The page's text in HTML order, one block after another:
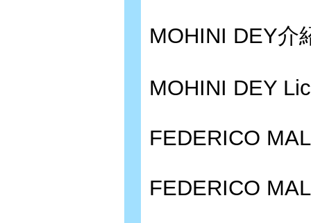
MOHINI DEY介
MOHINI DEY
FEDERICO
FEDERICO